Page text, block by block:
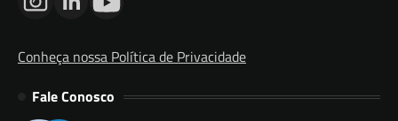
Conheça nossa Política de Privacidade
Fale Conosco